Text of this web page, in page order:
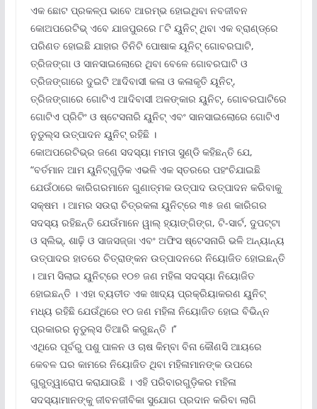
ଏକ ଛୋଟ ପ୍ରକଳ୍ପ ଭାବେ ଆରମ୍ଭ ହୋଇଥିବା ନବଜୀବନ
କୋଅପରେଟିଭ୍ ଏବେ ଯାଜପୁରରେ ୮ଟି ୟୁନିଟ୍ ଥିବା ଏକ ବ୍ରାଣ୍ଡ୍‌ରେ
ପରିଣତ ହୋଇଛି ଯାହାର ତିନିଟି ପୋଷାକ ୟୂନିଟ୍ ଗୋବରଘାଟି,
ତ୍ରିଜଙ୍ଗା ଓ ସାନସାଇଲୋରେ ଥିବା ବେଳେ ଗୋବରଘାଟି ଓ
ତ୍ରିଜଙ୍ଗାରେ ଦୁଇଟି ଆଦିବାସୀ କଳା ଓ କଳାକୃତି ୟୂନିଟ୍‌,
ତ୍ରିଜଙ୍ଗାରେ ଗୋଟିଏ ଆଦିବାସୀ ଅଳଙ୍କାର ୟୁନିଟ୍‌, ଗୋବରଘାଟିରେ
ଗୋଟିଏ ପ୍ରିଟିଂ ଓ ଷ୍ଟେସନାରି ୟୁନିଟ୍ ଏବଂ ସାନସାଇଲୋରେ ଗୋଟିଏ
ନୁଡୁଲ୍‌ସ ଉତ୍ପାଦନ ୟୁନିଟ୍ ରହିଛି ।
କୋଅପରେଟିଭ୍‌ର ଜଣେ ସଦସ୍ୟା ମମତା ସୁଣ୍ଡି କହିଛନ୍ତି ଯେ,
“ବର୍ତମାନ ଆମ ୟୁନିଟ୍‌ଗୁଡ଼ିକ ଏଭଳି ଏକ ସ୍ତରରେ ପହଂଚିଯାଇଛି
ଯେଉଁଠାରେ କାରିଗରମାନେ ଗୁଣାତ୍ମକ ଉତ୍ପାଦ ଉତ୍ପାଦନ କରିବାକୁ
ସକ୍ଷମ । ଆମର ସଉରା ଚିତ୍ରକଳା ୟୁନିଟ୍‌ରେ ୩୫ ଜଣ କାରିଗର
ସଦସ୍ୟ ରହିଛନ୍ତି ଯେଉଁମାନେ ୱାଲ୍ ହ୍ୟାଙ୍ଗିଙ୍ଗ, ଟି-ସାର୍ଟ, ଦୁପଟ୍ଟା
ଓ ସ୍ଲିଭ୍‌, ଶାଢ଼ି ଓ ସାଜସଜ୍ଜା ଏବଂ ଅଫିସ ଷ୍ଟେସନାରି ଭଳି ଅନ୍ୟାନ୍ୟ
ଉତ୍ପାଦର ହାତରେ ଚିତ୍ରାଙ୍କନ ଉତ୍ପାଦନରେ ନିୟୋଜିତ ହୋଇଛନ୍ତି
। ଆମ ସିଲାଇ ୟୁନିଟ୍‌ରେ ୧୦୭ ଜଣ ମହିଳା ସଦସ୍ୟା ନିୟୋଜିତ
ହୋଇଛନ୍ତି । ଏହା ବ୍ୟତୀତ ଏକ ଖାଦ୍ୟ ପ୍ରକ୍ରିୟାକରଣ ୟୁନିଟ୍
ମଧ୍ୟ ରହିଛି ଯେଉଁଥିରେ ୧୦ ଜଣ ମହିଳା ନିୟୋଜିତ ହୋଇ ବିଭିନ୍ନ
ପ୍ରକାରର ନୁଡୁଲ୍‌ସ ତିଆରି କରୁଛନ୍ତି ।’’
ଏଥିରେ ପୂର୍ବରୁ ପଶୁ ପାଳନ ଓ ଚାଷ କିମ୍ବା ବିନା କୌଣସି ଆୟରେ
କେବଳ ଘର କାମରେ ନିୟୋଜିତ ଥିବା ମହିଳାମାନଙ୍କ ଉପରେ
ଗୁରୁତ୍ୱାରୋପ କରାଯାଉଛି । ଏହି ପରିବାରଗୁଡ଼ିକର ମହିଳା
ସଦସ୍ୟାମାନଙ୍କୁ ଜୀବନଜୀବିକା ସୁଯୋଗ ପ୍ରଦାନ କରିବା ଲାଗି